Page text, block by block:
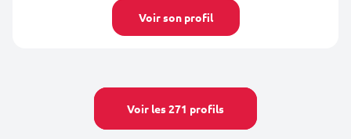
Voir son profil
Voir les 271 profils